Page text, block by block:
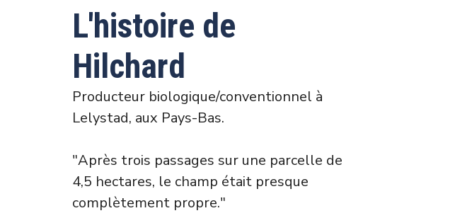
L'histoire de
Hilchard
Producteur biologique/conventionnel à
Lelystad, aux Pays-Bas.
"Après trois passages sur une parcelle de
4,5 hectares, le champ était presque
complètement propre."